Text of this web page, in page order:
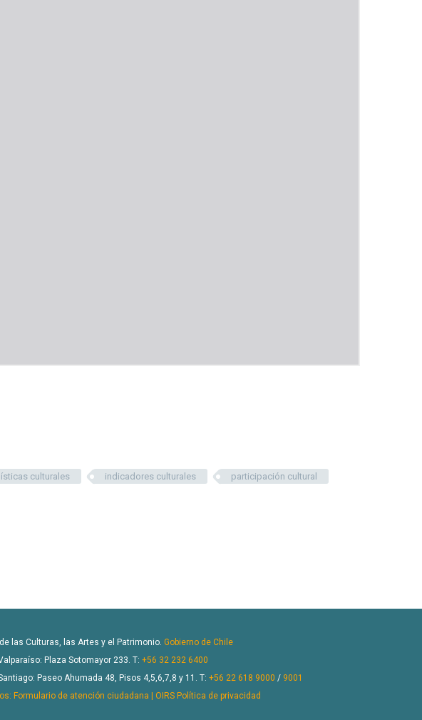
culturales indicadores culturales participación cultural
las Culturas, las Artes y el Patrimonio. Gobierno de Chile
Plaza Sotomayor 233. T: +56 32 232 6400
Paseo Ahumada 48, Pisos 4,5,6,7,8 y 11. T: +56 22 618 9000 / 9001
Formulario de atención ciudadana | OIRS Política de privacidad